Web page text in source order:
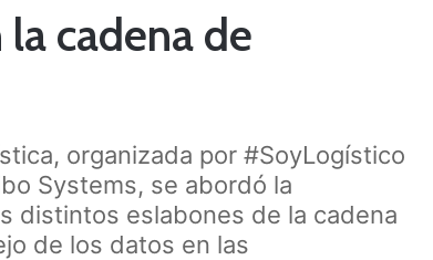
cadena de
organizada por #SoyLogístico
Systems, se abordó la
distintos eslabones de la cadena
de los datos en las